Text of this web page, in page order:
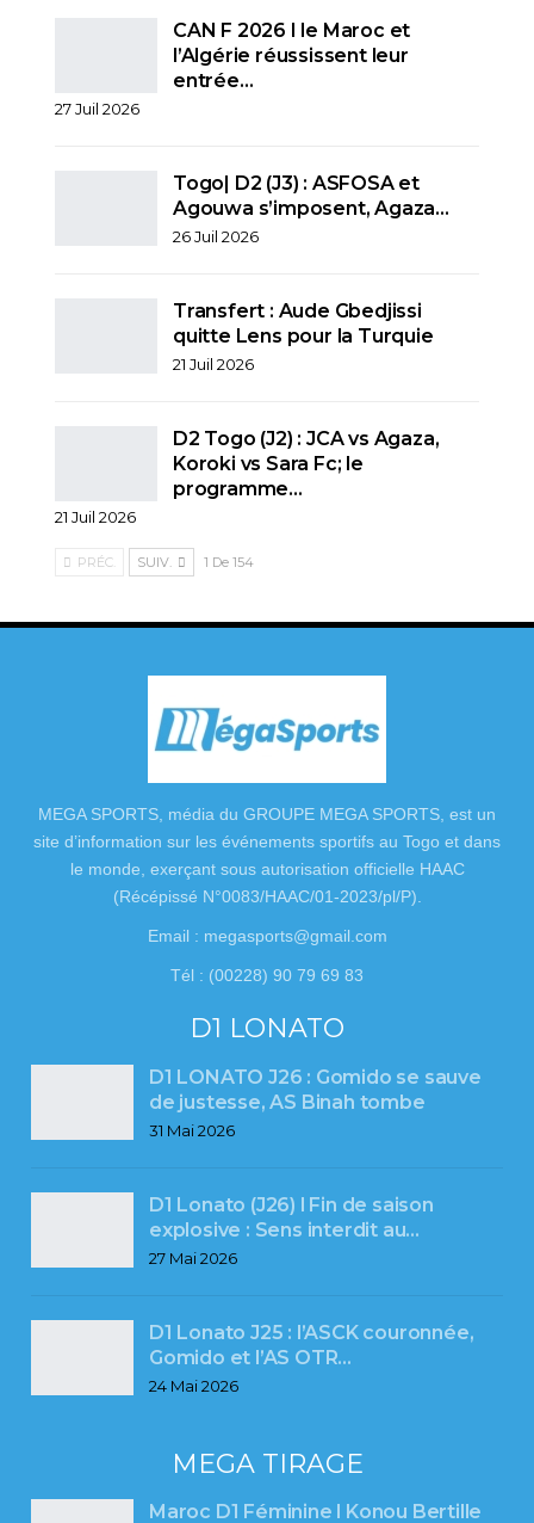
CAN F 2026 I le Maroc et
l’Algérie réussissent leur
entrée…
27 Juil 2026
Togo| D2 (J3) : ASFOSA et
Agouwa s’imposent, Agaza…
26 Juil 2026
Transfert : Aude Gbedjissi
quitte Lens pour la Turquie
21 Juil 2026
D2 Togo (J2) : JCA vs Agaza,
Koroki vs Sara Fc; le
programme…
21 Juil 2026
PRÉC. SUIV. 1 De 154
MEGA SPORTS, média du GROUPE MEGA SPORTS, est un
site d’information sur les événements sportifs au Togo et dans
le monde, exerçant sous autorisation officielle HAAC
(Récépissé N°0083/HAAC/01-2023/pl/P).
Email : megasports@gmail.com
Tél : (00228) 90 79 69 83
D1 LONATO
D1 LONATO J26 : Gomido se sauve
de justesse, AS Binah tombe
31 Mai 2026
D1 Lonato (J26) l Fin de saison
explosive : Sens interdit au…
27 Mai 2026
D1 Lonato J25 : l’ASCK couronnée,
Gomido et l’AS OTR…
24 Mai 2026
MEGA TIRAGE
Maroc D1 Féminine l Konou Bertille